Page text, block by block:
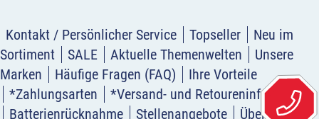
Kontakt / Persönlicher Service Topseller
Neu im
Sortiment
SALE Aktuelle Themenwelten
Unsere
Marken
Häufige Fragen (FAQ)
Ihre Vorteile
*Zahlungsarten
*Versand- und Retoureninformation
Batterienrücknahme
Stellenangebote Über uns